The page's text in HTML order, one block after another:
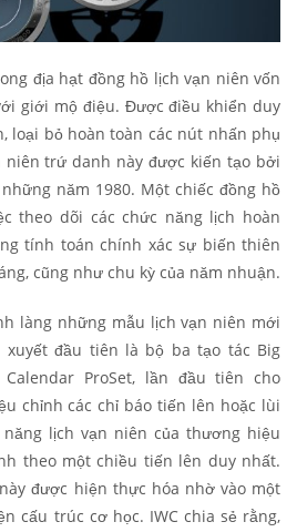
địa hạt đồng hồ lịch vạn niên vốn
giới mộ điệu. Được điều khiển duy
loại bỏ hoàn toàn các nút nhấn phụ
niên trứ danh này được kiến tạo bởi
năm 1980. Một chiếc đồng hồ
theo dõi các chức năng lịch hoàn
tính toán chính xác sự biến thiên
cũng như chu kỳ của năm nhuận.
làng những mẫu lịch vạn niên mới
xuyết đầu tiên là bộ ba tạo tác Big
Calendar ProSet, lần đầu tiên cho
chỉnh các chỉ báo tiến lên hoặc lùi
lịch vạn niên của thương hiệu
theo một chiều tiến lên duy nhất.
được hiện thực hóa nhờ vào một
cấu trúc cơ học. IWC chia sẻ rằng,